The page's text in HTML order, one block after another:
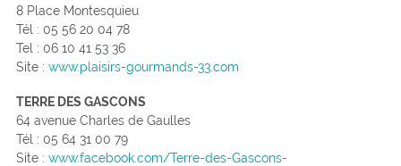
8 Place Montesquieu
Tél : 05 56 20 04 78
Tel : 06 10 41 53 36
Site : www.plaisirs-gourmands-33.com
TERRE DES GASCONS
64 avenue Charles de Gaulles
Tél : 05 64 31 00 79
Site : www.facebook.com/Terre-des-Gascons-